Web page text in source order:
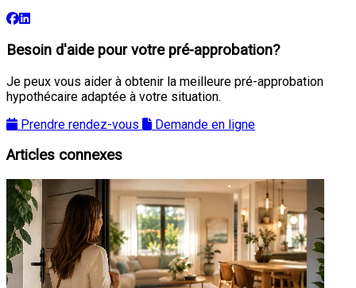
Besoin d'aide pour votre pré-approbation?
Je peux vous aider à obtenir la meilleure pré-approbation
hypothécaire adaptée à votre situation.
Prendre rendez-vous
Demande en ligne
Articles connexes